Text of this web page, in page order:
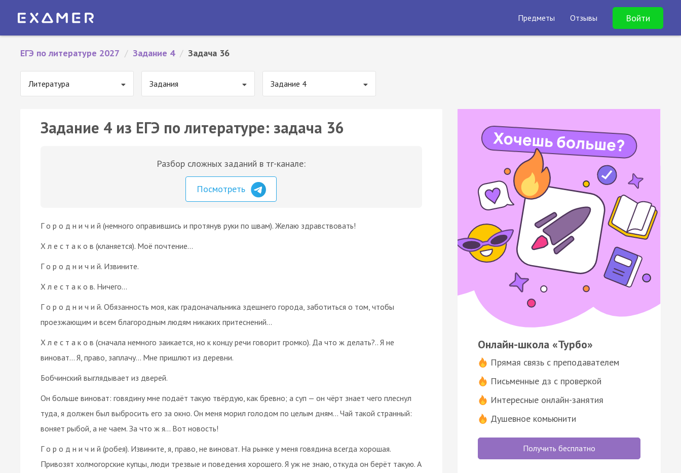
Предметы Отзывы Войти
ЕГЭ по литературе 2027 / Задание 4 / Задача 36
Литература Задания Задание 4
Задание 4 из ЕГЭ по литературе: задача 36
Разбор сложных заданий в тг-канале:
Посмотреть
Г о р о д н и ч и й (немного оправившись и протянув руки по швам). Желаю здравствовать!
Х л е с т а к о в (кланяется). Моё почтение…
Г о р о д н и ч и й. Извините.
Х л е с т а к о в. Ничего…
Г о р о д н и ч и й. Обязанность моя, как градоначальника здешнего города, заботиться о том, чтобы
проезжающим и всем благородным людям никаких притеснений…
Х л е с т а к о в (сначала немного заикается, но к концу речи говорит громко). Да что ж делать?.. Я не
виноват… Я, право, заплачу… Мне пришлют из деревни.
Бобчинский выглядывает из дверей.
Он больше виноват: говядину мне подаёт такую твёрдую, как бревно; а суп — он чёрт знает чего плеснул
туда, я должен был выбросить его за окно. Он меня морил голодом по целым дням… Чай такой странный:
воняет рыбой, а не чаем. За что ж я… Вот новость!
Г о р о д н и ч и й (робея). Извините, я, право, не виноват. На рынке у меня говядина всегда хорошая.
Привозят холмогорские купцы, люди трезвые и поведения хорошего. Я уж не знаю, откуда он берёт такую. А
Онлайн-школа «Турбо»
Прямая связь с преподавателем
Письменные дз с проверкой
Интересные онлайн-занятия
Душевное комьюнити
Получить бесплатно